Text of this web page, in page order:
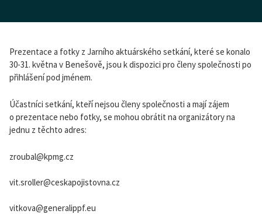
Prezentace a fotky z Jarního aktuárského setkání, které se konalo
30-31. května v Benešově, jsou k dispozici pro členy společnosti po
přihlášení pod jménem.
Účastníci setkání, kteří nejsou členy společnosti a mají zájem
o prezentace nebo fotky, se mohou obrátit na organizátory na
jednu z těchto adres:
zroubal@kpmg.cz
vit.sroller@ceskapojistovna.cz
vitkova@generalippf.eu